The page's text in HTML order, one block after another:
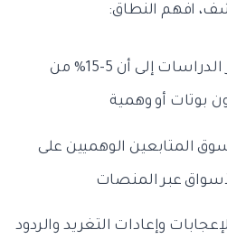
افهم النطاق:
تشير الدراسات إلى أن 5-15% من
أو وهمية
المتابعين الوهميين على
عبر المنصات
وإعادات التغريد والردود